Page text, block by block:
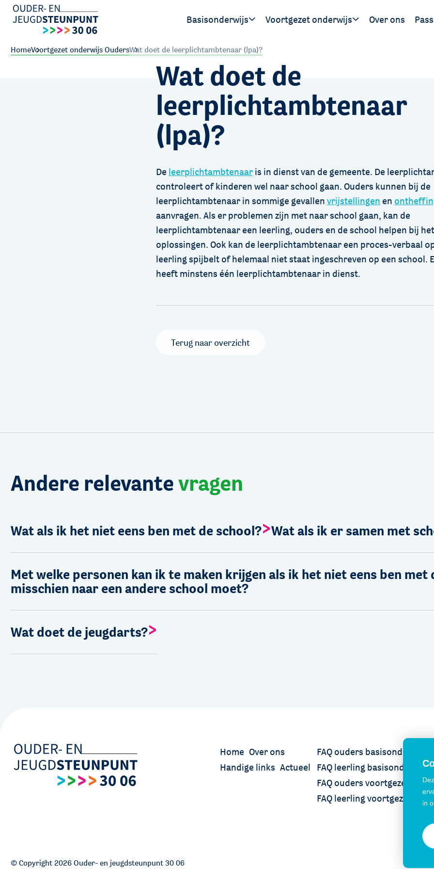
in
Basisonderwijs
Leerlingen
Voortgezet onderwijs Over ons
HomeVoortgezet onderwijs OudersWat doet de leerplichtambtenaar (lpa)?
Wat doet de
leerplichtambtenaar
(lpa)?
De leerplichtambtenaar is in dienst van de gemeente. De
controleert of kinderen wel naar school gaan. Ouders kunnen bij de
leerplichtambtenaar in sommige gevallen vrijstellingen en
aanvragen. Als er problemen zijn met naar school gaan, kan de
leerplichtambtenaar een leerling, ouders en de school helpen bij
oplossingen. Ook kan de leerplichtambtenaar een proces-verbaal
leerling spijbelt of helemaal niet staat ingeschreven op een school.
heeft minstens één leerplichtambtenaar in dienst.
Terug naar overzicht
Andere relevantevragen
Wat als ik het niet eens ben met de school? Wat als ik er samen met
Met welke personen kan ik te maken krijgen als ik het niet eens ben
misschien naar een andere school moet?
Wat doet de jeugdarts?
Home Over ons
Handige links Actueel
FAQ ouders basisonderwijs
FAQ leerling basisonderwijs
FAQ ouders voortgezet
FAQ leerling voortgezet
© Copyright 2026 Ouder- en jeugdsteunpunt 30 06